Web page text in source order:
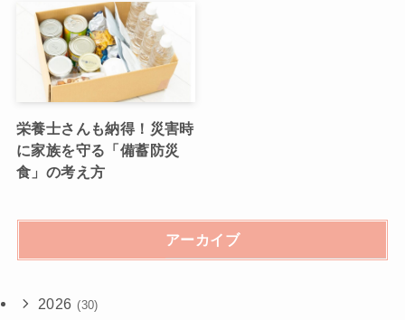
栄養士さんも納得！災害時
に家族を守る「備蓄防災
食」の考え方
アーカイブ
2026 (30)